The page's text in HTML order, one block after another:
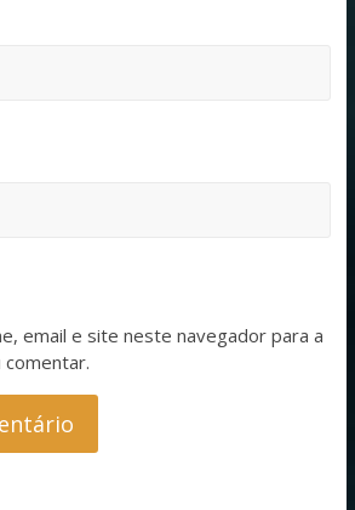
email e site neste navegador para a